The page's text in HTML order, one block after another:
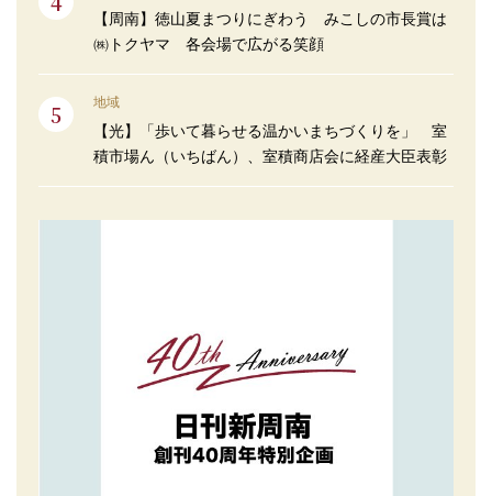
【周南】徳山夏まつりにぎわう みこしの市長賞は
㈱トクヤマ 各会場で広がる笑顔
地域
【光】「歩いて暮らせる温かいまちづくりを」 室
積市場ん（いちばん）、室積商店会に経産大臣表彰